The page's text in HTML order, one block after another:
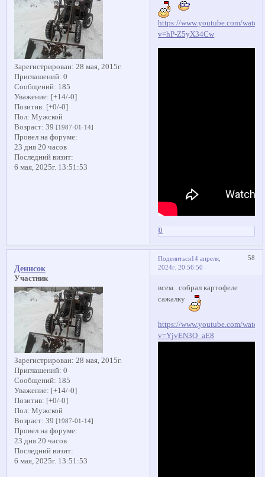
Зарегистрирован: 28 мая, 2015г.
Приглашений: 0
Сообщений: 185
Уважение: [+14/-0]
Позитив: [+0/-0]
Пол: Мужской
Возраст: 39 [1987-01-14]
Провел на форуме:
23 дня 20 часов
Последний визит:
6 мая, 2025г. 13:51:53
https://www.youtube.com/watch?
v=hP-Z5yX34Cw
0
Поделиться 58
14 апреля,
2024г. 20:56:50
Денисок
Участник
Зарегистрирован: 28 мая, 2015г.
Приглашений: 0
Сообщений: 185
Уважение: [+14/-0]
Позитив: [+0/-0]
Пол: Мужской
Возраст: 39 [1987-01-14]
Провел на форуме:
23 дня 20 часов
Последний визит:
6 мая, 2025г. 13:51:53
всем . собрал картофеле
сажалку
https://www.youtube.com/watch?
v=YjvEN3O_aE8